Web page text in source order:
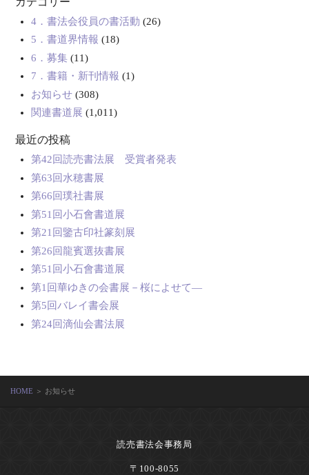
4．書法会役員の書活動 (26)
5．書道界情報 (18)
6．募集(11)
7．書籍・新刊情報 (1)
お知らせ(308)
関連書道展 (1,011)
最近の投稿
第42回読売書法展 受賞者発表
第63回水穂書展
第66回璞社書展
第51回小石會書道展
第21回鑒古印社篆刻展
第26回龍賓選抜書展
第51回小石會書道展
第1回華ゆきの会書展－桜によせて―
第5回バレイ書会展
第24回滴仙会書法展
HOME ＞ お知らせ
読売書法会事務局
〒100-8055